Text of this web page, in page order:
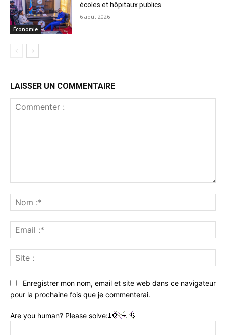
Économie
écoles et hôpitaux publics
6 août 2026
LAISSER UN COMMENTAIRE
:*
:*
:
Enregistrer mon nom, email et site web dans ce navigateur
pour la prochaine fois que je commenterai.
Are you human? Please solve: